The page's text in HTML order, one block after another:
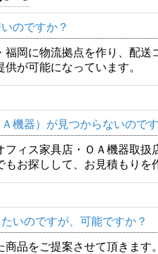
のですか？
福岡に物流拠点を作り、配
が可能になっています。
機器）が見つからないので
フィス家具店・ＯＡ機器取
もお探しして、お見積もりを
いのですが、可能ですか？
商品をご提案させて頂きま